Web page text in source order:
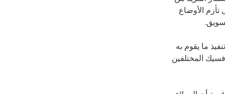
تأزم الأوضاع
ما يقوم به
المختلفين